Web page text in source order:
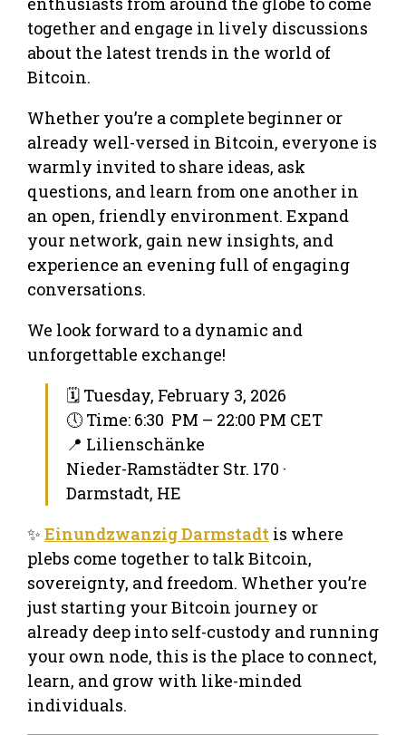
together and engage in lively discussions
about the latest trends in the world of
Bitcoin.
Whether you’re a complete beginner or
already well-versed in Bitcoin, everyone is
warmly invited to share ideas, ask
questions, and learn from one another in
an open, friendly environment. Expand
your network, gain new insights, and
experience an evening full of engaging
conversations.
We look forward to a dynamic and
unforgettable exchange!
🗓 Tuesday, February 3, 2026
🕔 Time: 6:30 PM – 22:00 PM CET
📍 Lilienschänke
Nieder-Ramstädter Str. 170 ·
Darmstadt, HE
✨ Einundzwanzig Darmstadt is where
plebs come together to talk Bitcoin,
sovereignty, and freedom. Whether you’re
just starting your Bitcoin journey or
already deep into self-custody and running
your own node, this is the place to connect,
learn, and grow with like-minded
individuals.